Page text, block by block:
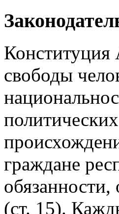
Конституция
свободы
граждане
(ст. 15).